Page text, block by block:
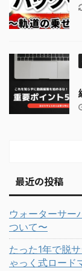
最近の投稿
ウォーターサー
ついて〜
たった1年で脱
ゃっく式ロード